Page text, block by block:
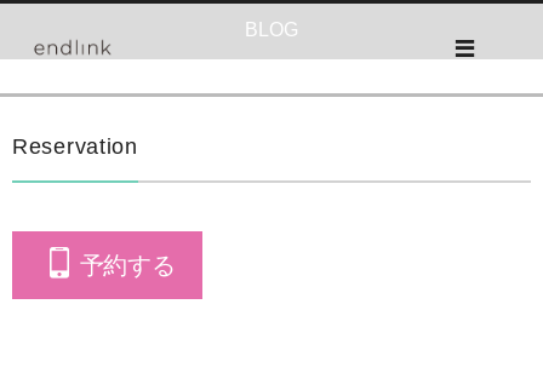
BLOG
Reservation
予約する